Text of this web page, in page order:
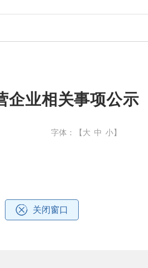
企业相关事项公示
字体：【 大 中 小】
关闭窗口